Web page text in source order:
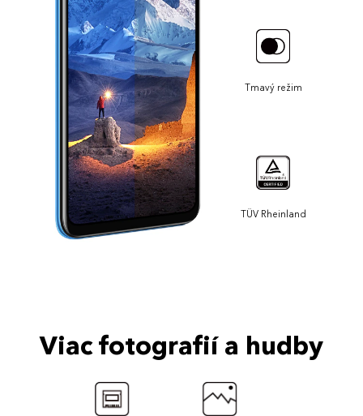
Tmavý režim
TÜV Rheinland
Viac fotografií a hudby